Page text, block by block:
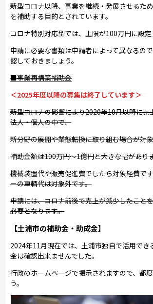
新型コロナ以降、事業を継続・発展させるた
を補助する目的とされています。
コロナ特別対応型では、上限が100万円に設定
申請に必要な書類は申請者によって異なるの
認しておきましょう。
■事業再構築補助金
＜2025年度以降の募集は終了しています＞
新型コロナの影響により2020年10月以降に売
法人・個人の中で、
新分野の展開や業態転換に取り組む場合が対
補助金額は100万円～1億円と大きな幅があり
機械装置代や販売促進費でしたら対象経費で
ーの車輌代は対象外です。
申請には、コロナ前後で売上が減少したこと
必要となります。
【土浦市の補助金・助成金】
2024年11月現在では、土浦市独自で活用でき
金は確認出来ませんでした。
行政のホームページで掲示されますので、都
う。